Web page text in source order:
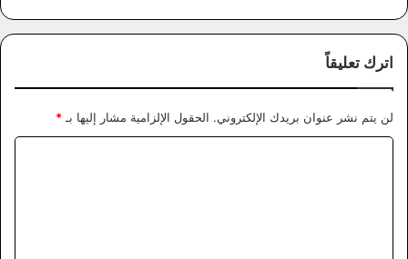
اترك تعليقاً
لن يتم نشر عنوان بريدك الإلكتروني. الحقول الإلزامية مشار إليها بـ *